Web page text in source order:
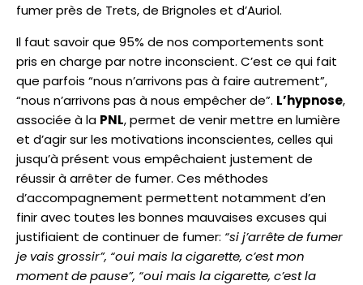
fumer près de Trets, de Brignoles et d’Auriol.
Il faut savoir que 95% de nos comportements sont
pris en charge par notre inconscient. C’est ce qui fait
que parfois “nous n’arrivons pas à faire autrement”,
“nous n’arrivons pas à nous empêcher de”. L’hypnose,
associée à la PNL, permet de venir mettre en lumière
et d’agir sur les motivations inconscientes, celles qui
jusqu’à présent vous empêchaient justement de
réussir à arrêter de fumer. Ces méthodes
d’accompagnement permettent notamment d’en
finir avec toutes les bonnes mauvaises excuses qui
justifiaient de continuer de fumer: “si j’arrête de fumer
je vais grossir”, “oui mais la cigarette, c’est mon
moment de pause”, “oui mais la cigarette, c’est la